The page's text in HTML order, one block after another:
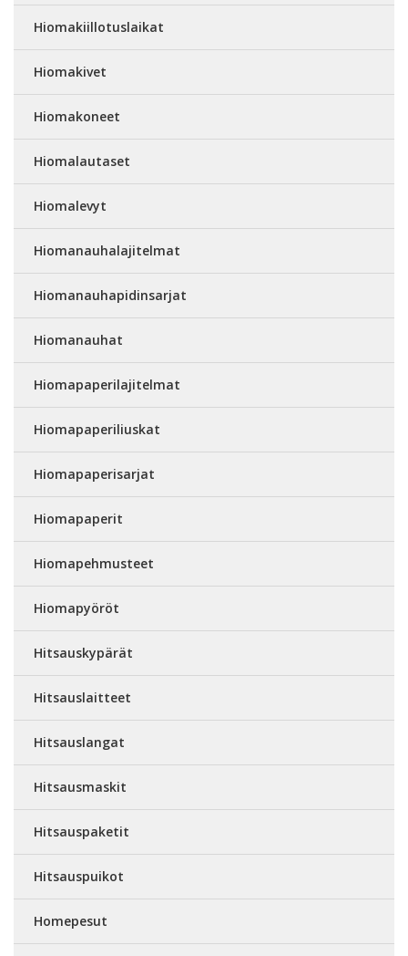
Hiomakiillotuslaikat
Hiomakivet
Hiomakoneet
Hiomalautaset
Hiomalevyt
Hiomanauhalajitelmat
Hiomanauhapidinsarjat
Hiomanauhat
Hiomapaperilajitelmat
Hiomapaperiliuskat
Hiomapaperisarjat
Hiomapaperit
Hiomapehmusteet
Hiomapyöröt
Hitsauskypärät
Hitsauslaitteet
Hitsauslangat
Hitsausmaskit
Hitsauspaketit
Hitsauspuikot
Homepesut